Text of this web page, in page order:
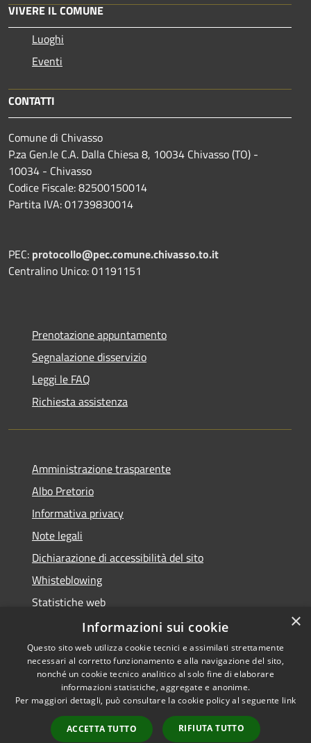
VIVERE IL COMUNE
Luoghi
Eventi
CONTATTI
Comune di Chivasso
P.za Gen.le C.A. Dalla Chiesa 8, 10034 Chivasso (TO) -
10034 - Chivasso
Codice Fiscale: 82500150014
Partita IVA: 01739830014
PEC: protocollo@pec.comune.chivasso.to.it
Centralino Unico: 01191151
Prenotazione appuntamento
Segnalazione disservizio
Leggi le FAQ
Richiesta assistenza
Amministrazione trasparente
Albo Pretorio
Informativa privacy
Note legali
Dichiarazione di accessibilità del sito
Whisteblowing
Statistiche web
Segnalazioni di non conformità
RSS
Accessibility
Copyright © 2026 • Town of •
Municipium
Admin access
×
Informazioni sui cookie
Questo sito web utilizza cookie tecnici e assimilati strettamente
necessari al corretto funzionamento e alla navigazione del sito,
nonché un cookie tecnico analitico al solo fine di elaborare
informazioni statistiche, aggregate e anonime.
Per maggiori dettagli, può consultare la cookie policy al seguente link
ACCETTA TUTTO RIFIUTA TUTTO